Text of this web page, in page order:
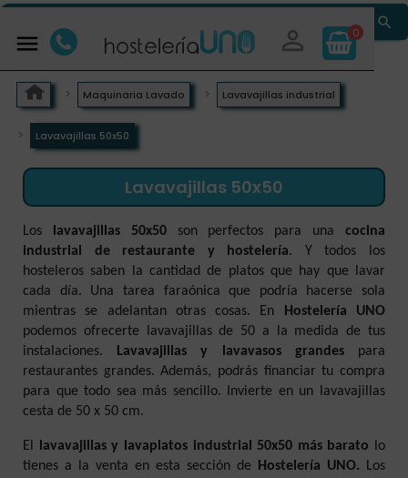
  0

Maquinaria Lavado Lavavajillas industrial
Lavavajillas 50x50
Lavavajillas 50x50
Los lavavajillas 50x50 son perfectos para unacocina
industrial de restaurante y hostelería. Y todos los
hosteleros saben la cantidad de platos que hay que lavar
cada día. Una tarea faraónica que podría hacerse sola
mientras se adelantan otras cosas. En
Hostelería UNO
podemos ofrecerte lavavajillas de 50 a la medida de tus
instalaciones.
Lavavajillas y lavavasos grandespara
restaurantes grandes. Además, podrás financiar tu compra
para que todo sea más sencillo. Invierte en un lavavajillas
cesta de 50 x 50 cm.
El lavavajillas y lavaplatos industrial 50x50 más barato lo
tienes a la venta en esta sección de
Hostelería UNO. Los